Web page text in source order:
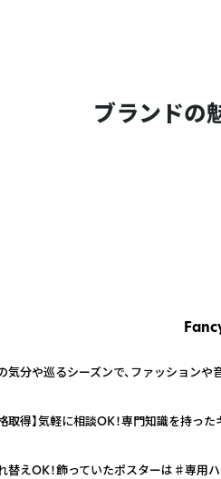
ブランドの
気分や巡るシーズンで、ファッション
取得】気軽に相談OK！専門知識を持
替えOK！飾っていたポスターは♯専用